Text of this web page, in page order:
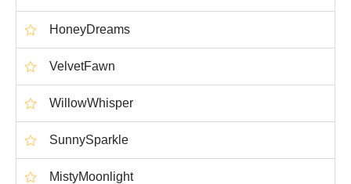
HoneyDreams
VelvetFawn
WillowWhisper
SunnySparkle
MistyMoonlight